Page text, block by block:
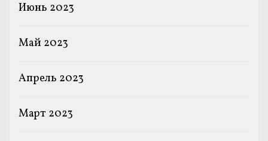
Июнь 2023
Май 2023
Апрель 2023
Март 2023